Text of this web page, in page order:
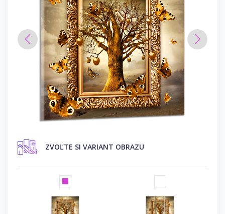
ZVOĽTE SI VARIANT OBRAZU